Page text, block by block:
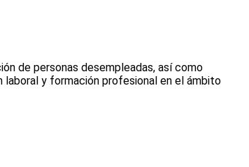
de personas desempleadas, así como
y formación profesional en el ámbito